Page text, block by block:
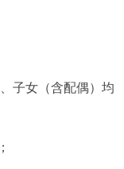
子女（含配偶）均